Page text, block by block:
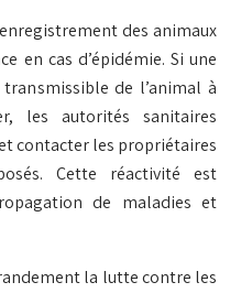
des animaux
en cas d’épidémie. Si une
de l’animal à
les autorités sanitaires
contacter les propriétaires
Cette réactivité est
de maladies et
la lutte contre les